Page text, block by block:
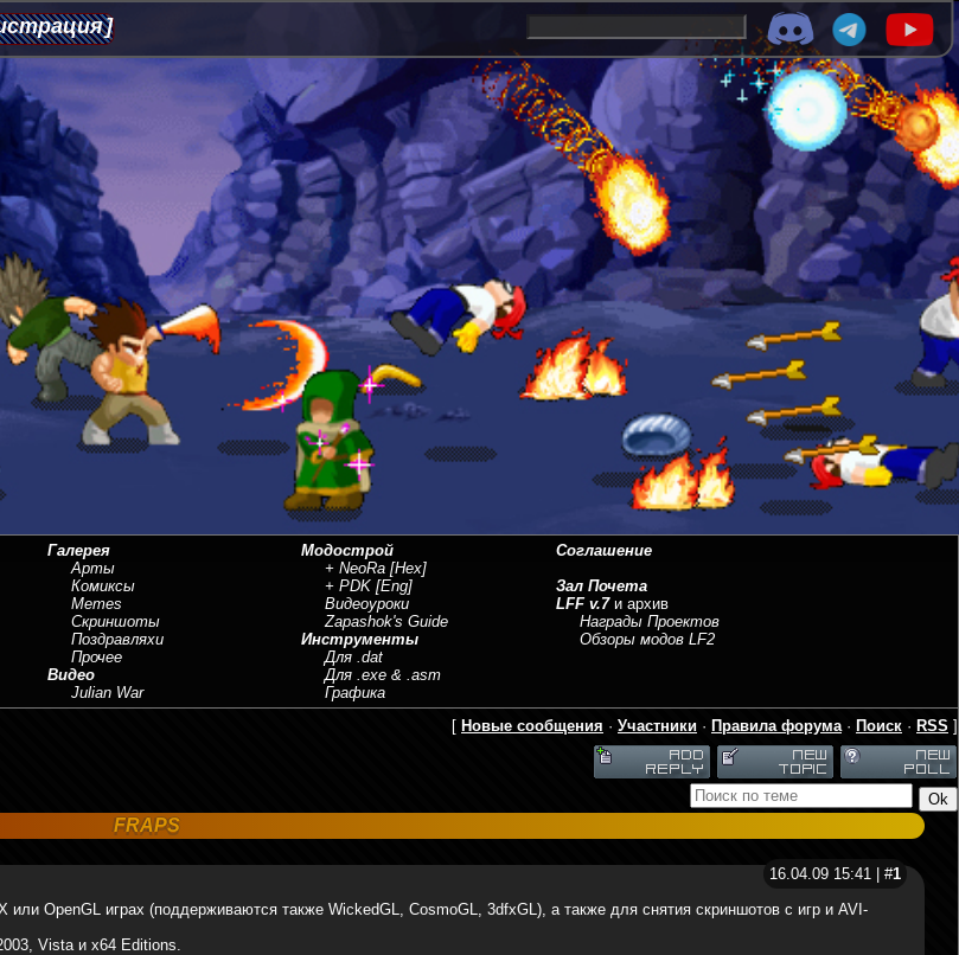
Галерея
Арты
Комиксы
Memes
Скриншоты
Поздравляхи
Прочее
Видео
Julian War
Модострой
+ NeoRa [Hex]
+ PDK [Eng]
Видеоуроки
Zapashok's Guide
Инструменты
Для .dat
Для .exe & .asm
Графика
Соглашение
Зал Почета
LFF v.7и архив
Награды Проектов
Обзоры модов LF2
[ Новые сообщения · Участники · Правила форума· Поиск · RSS ]
FRAPS
16.04.09 15:41 | #1
или OpenGL играх (поддерживаются также WickedGL, CosmoGL, 3dfxGL), а также для снятия скриншотов c игр и AVI-
Vista и x64 Editions.